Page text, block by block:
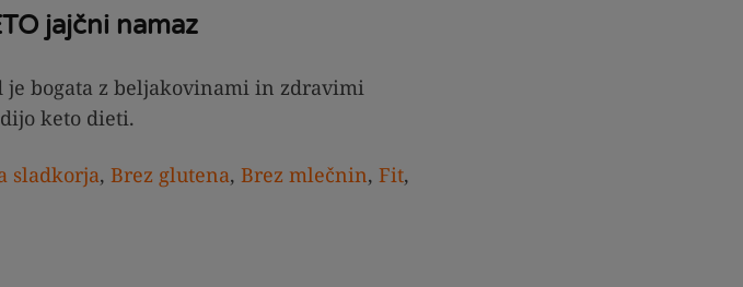
jajčni namaz
je bogata z beljakovinami in zdravimi
keto dieti.
sladkorja, Brez glutena, Brez mlečnin, Fit,